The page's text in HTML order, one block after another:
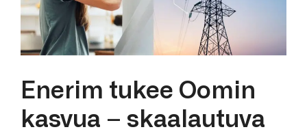
Enerim tukee Oomin
kasvua – skaalautuva